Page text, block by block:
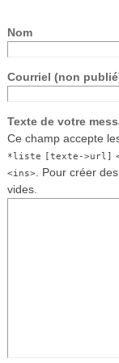
Nom
Courriel (non
Texte de votre
Ce champ accepte
*liste [texte->url]
<ins>. Pour créer
vides.